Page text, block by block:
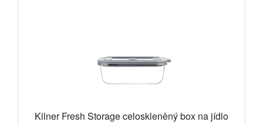
Kilner Fresh Storage celoskleněný box na jídlo